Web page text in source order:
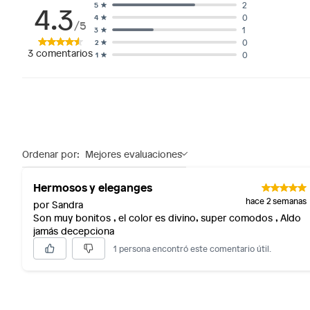
4.3/5
3 comentarios 1 0
2 0
3 1
4 0
5 2
Ordenar por: Mejores evaluaciones
Hermosos y eleganges
por Sandra hace 2 semanas
Son muy bonitos , el color es divino, super comodos , Aldo
jamás decepciona
1 persona encontró este comentario útil.